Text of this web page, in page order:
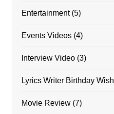
Entertainment(5)
Events Videos(4)
Interview Video(3)
Lyrics Writer Birthday Wish
Movie Review(7)